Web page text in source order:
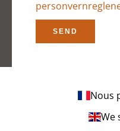
SEND
Nous
We